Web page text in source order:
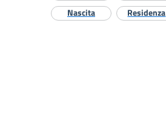
Nascita Residenza